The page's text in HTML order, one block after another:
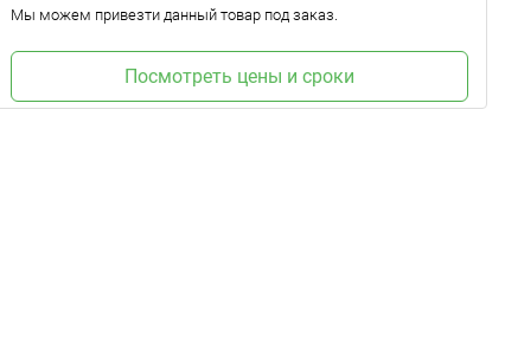
Мы можем привезти данный товар под заказ.
Посмотреть цены и сроки